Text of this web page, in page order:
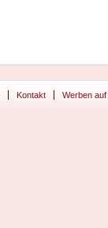
Kontakt Werben